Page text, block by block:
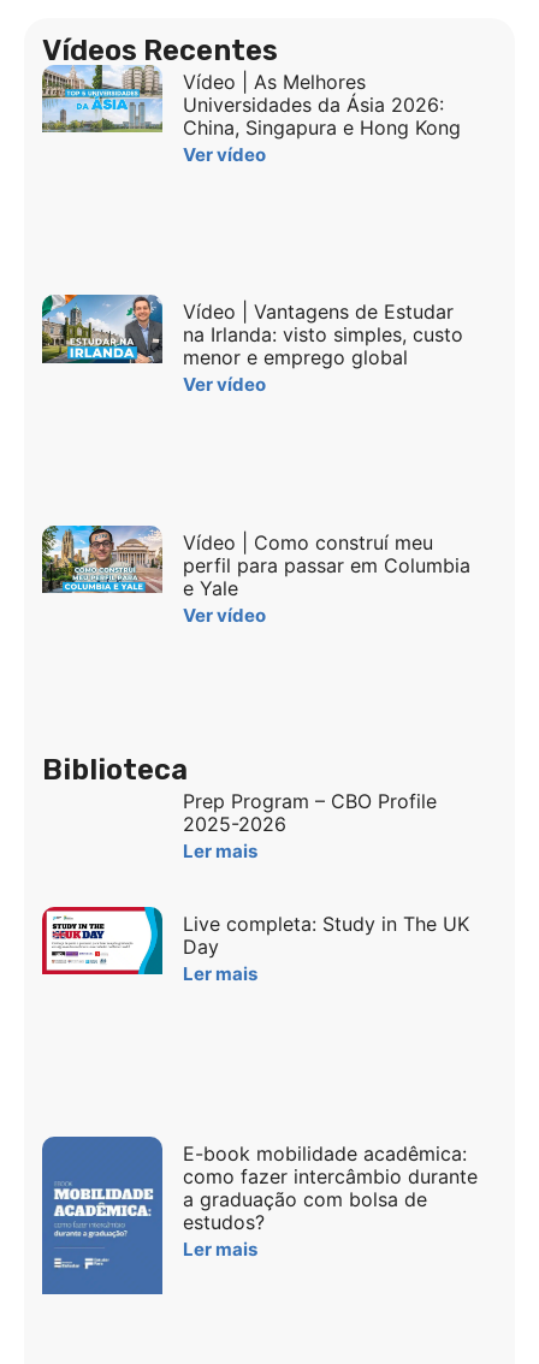
Vídeos Recentes
Vídeo | As Melhores
Universidades da Ásia 2026:
China, Singapura e Hong Kong
Ver vídeo
Vídeo | Vantagens de Estudar
na Irlanda: visto simples, custo
menor e emprego global
Ver vídeo
Vídeo | Como construí meu
perfil para passar em Columbia
e Yale
Ver vídeo
Biblioteca
Prep Program – CBO Profile
2025-2026
Ler mais
Live completa: Study in The UK
Day
Ler mais
E-book mobilidade acadêmica:
como fazer intercâmbio durante
a graduação com bolsa de
estudos?
Ler mais